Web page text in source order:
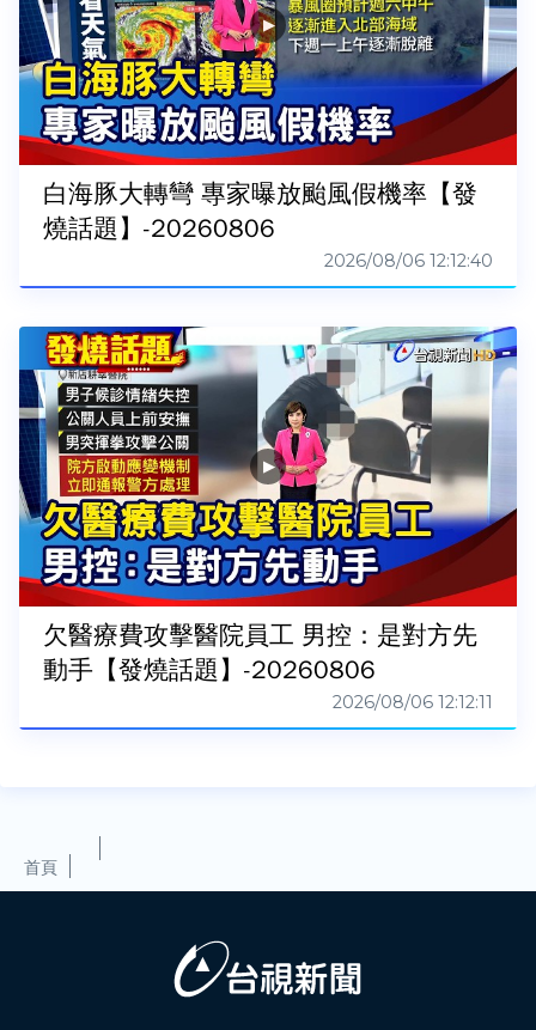
白海豚大轉彎 專家曝放颱風假機率【發
燒話題】-20260806
2026/08/06 12:12:40
欠醫療費攻擊醫院員工 男控：是對方先
動手【發燒話題】-20260806
2026/08/06 12:12:11
首頁